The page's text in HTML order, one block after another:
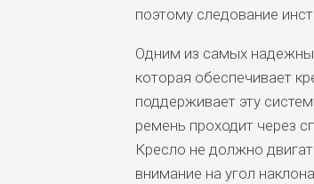
поэтому следование
Одним из самых
которая обеспечивает
поддерживает эту
ремень проходит через
Кресло не должно
внимание на угол